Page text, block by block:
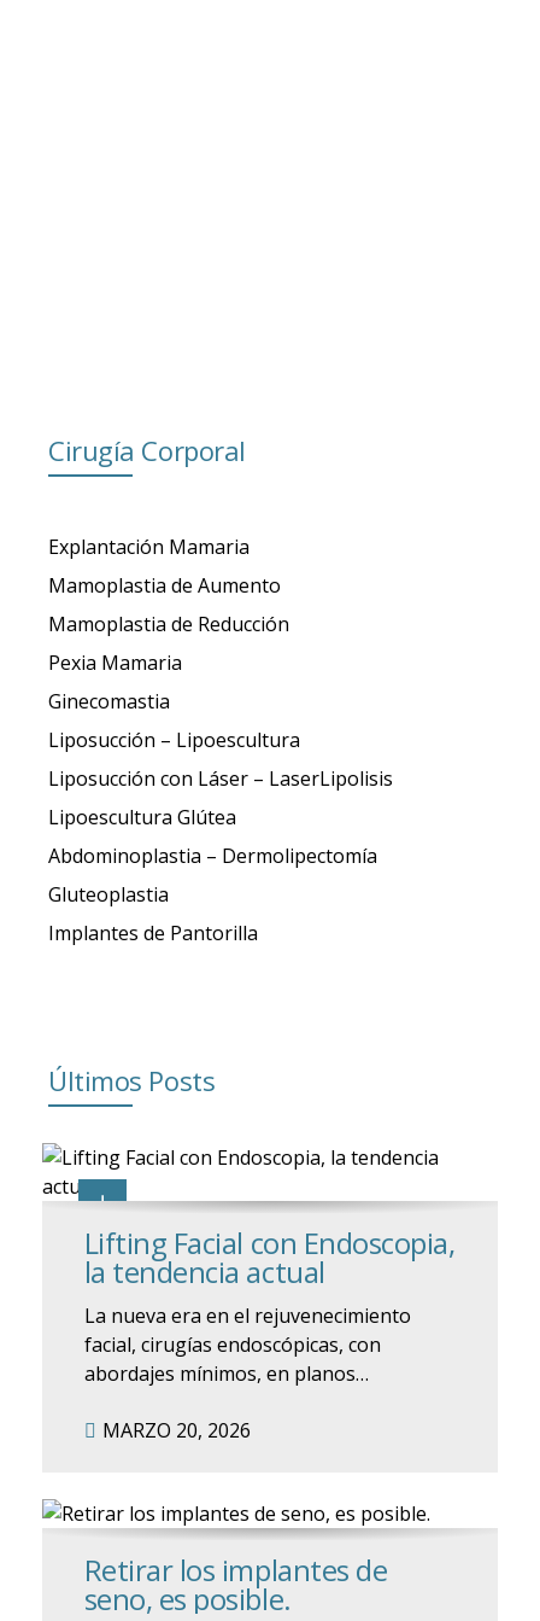
Cirugía Corporal
Explantación Mamaria
Mamoplastia de Aumento
Mamoplastia de Reducción
Pexia Mamaria
Ginecomastia
Liposucción – Lipoescultura
Liposucción con Láser – LaserLipolisis
Lipoescultura Glútea
Abdominoplastia – Dermolipectomía
Gluteoplastia
Implantes de Pantorilla
Últimos Posts
MARZO 20, 2026
Lifting Facial con Endoscopia,
la tendencia actual
La nueva era en el rejuvenecimiento
facial, cirugías endoscópicas, con
abordajes mínimos, en planos
plane..Todas estas técnicas innovadoras
Retirar los implantes de
seno, es posible.